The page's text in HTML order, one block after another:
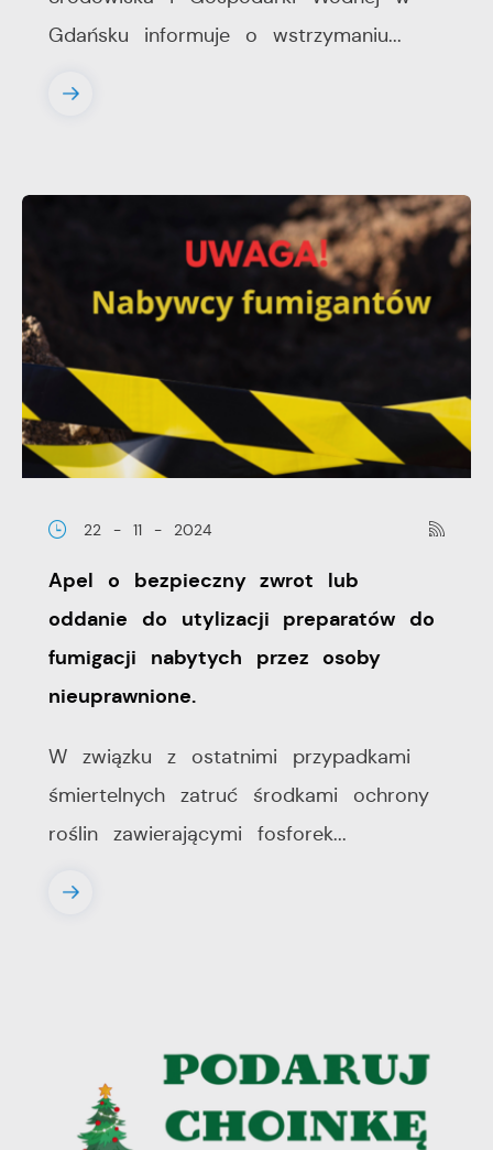
Gdańsku informuje o wstrzymaniu...
22 - 11 - 2024
Apel o bezpieczny zwrot lub
oddanie do utylizacji preparatów do
fumigacji nabytych przez osoby
nieuprawnione.
W związku z ostatnimi przypadkami
śmiertelnych zatruć środkami ochrony
roślin zawierającymi fosforek...